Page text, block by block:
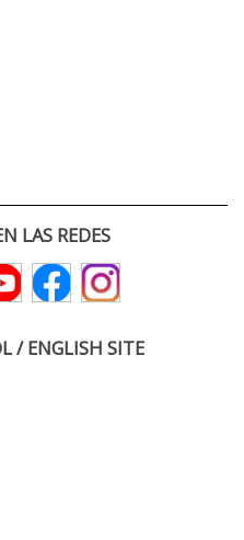
LAS REDES
/ ENGLISH SITE